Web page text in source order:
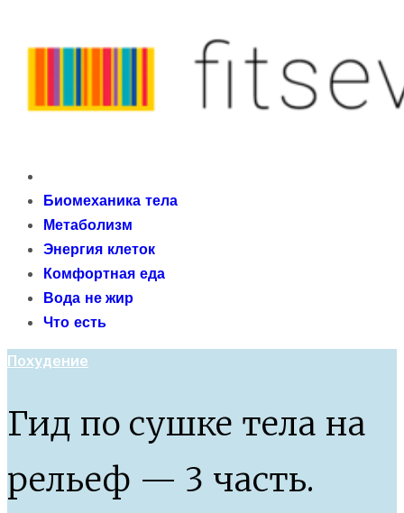
сайт о метаболизме и энергетической адаптации
организма после 40 лет
Primary
MenuБиомеханика тела
Метаболизм
Энергия клеток
Комфортная еда
Вода не жир
Что есть
Похудение
Гид по сушке тела на
рельеф — 3 часть.